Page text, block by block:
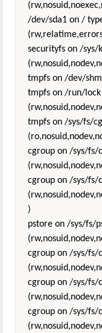
/dev/sda1 on /
securityfs on /sys/
tmpfs on /dev/
tmpfs on /run/
tmpfs on /sys/fs/
cgroup on /sys/fs/
cgroup on /sys/fs/
)
pstore on /sys/fs/
cgroup on /sys/fs/
cgroup on /sys/fs/
cgroup on /sys/fs/